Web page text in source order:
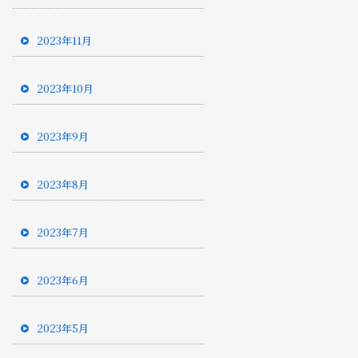
2023年11月
2023年10月
2023年9月
2023年8月
2023年7月
2023年6月
2023年5月